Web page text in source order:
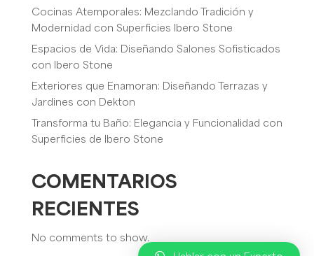
Cocinas Atemporales: Mezclando Tradición y
Modernidad con Superficies Ibero Stone
Espacios de Vida: Diseñando Salones Sofisticados
con Ibero Stone
Exteriores que Enamoran: Diseñando Terrazas y
Jardines con Dekton
Transforma tu Baño: Elegancia y Funcionalidad con
Superficies de Ibero Stone
COMENTARIOS
RECIENTES
No comments to show.